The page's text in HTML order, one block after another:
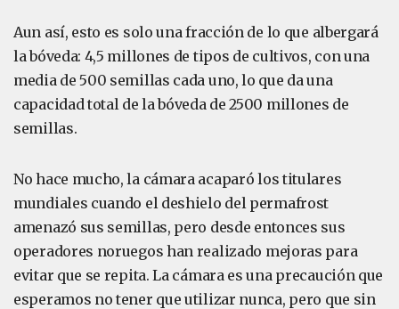
Aun así, esto es solo una fracción de lo que albergará
la bóveda: 4,5 millones de tipos de cultivos, con una
media de 500 semillas cada uno, lo que da una
capacidad total de la bóveda de 2500 millones de
semillas.
No hace mucho, la cámara acaparó los titulares
mundiales cuando el deshielo del permafrost
amenazó sus semillas, pero desde entonces sus
operadores noruegos han realizado mejoras para
evitar que se repita. La cámara es una precaución que
esperamos no tener que utilizar nunca, pero que sin